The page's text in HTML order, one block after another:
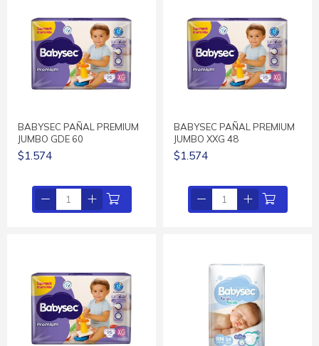
BABYSEC PAÑAL PREMIUM
JUMBO GDE 60
$1.574
BABYSEC PAÑAL PREMIUM
JUMBO XXG 48
$1.574